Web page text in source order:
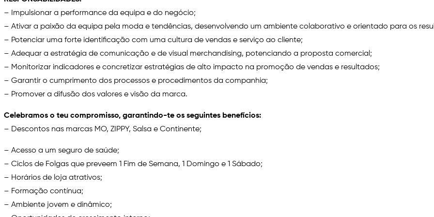
– Impulsionar a performance da equipa e do negócio;
– Ativar a paixão da equipa pela moda e tendências, desenvolvendo um ambiente colaborativo e orientado para os
– Potenciar uma forte identificação com uma cultura de vendas e serviço ao cliente;
– Adequar a estratégia de comunicação e de visual merchandising, potenciando a proposta comercial;
– Monitorizar indicadores e concretizar estratégias de alto impacto na promoção de vendas e resultados;
– Garantir o cumprimento dos processos e procedimentos da companhia;
– Promover a difusão dos valores e visão da marca.
Celebramos o teu compromisso, garantindo-te os seguintes benefícios:
– Descontos nas marcas MO, ZIPPY, Salsa e Continente;
– Acesso a um seguro de saúde;
– Ciclos de Folgas que preveem 1 Fim de Semana, 1 Domingo e 1 Sábado;
– Horários de loja atrativos;
– Formação contínua;
– Ambiente jovem e dinâmico;